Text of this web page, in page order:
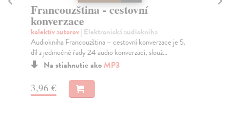
Francouzština - cestovní
konverzace
kolektív autorov| Elektronická audiokniha
Audiokniha Francouzština – cestovní konverzace je 5.
díl z jedinečné řady 24 audio konverzací, slouž...
Na stiahnutie akoMP3
3,96 €